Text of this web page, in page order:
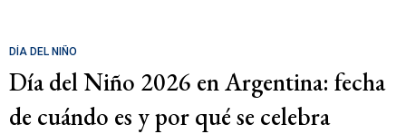
DÍA DEL NIÑO
Día del Niño 2026 en Argentina: fecha
de cuándo es y por qué se celebra